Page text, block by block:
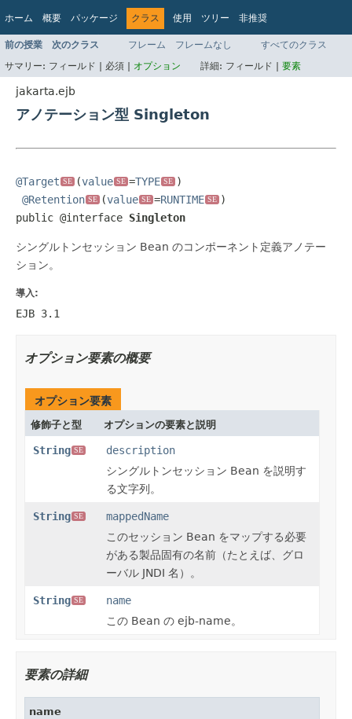
ホーム 概要 パッケージ クラス 使用 ツリー
非推奨
インデックス
ヘルプ
Jakarta EE Platform API v9.0.0
前の授業 次のクラス フレーム フレームなし
すべてのクラス
サマリー: フィールド | 必須 | オプション 詳細: フィールド | 要素
jakarta.ejb
アノテーション型 Singleton
@Target SE (value SE =TYPE SE )
@Retention SE (value SE =RUNTIME SE )
public @interface Singleton
シングルトンセッション Bean のコンポーネント定義アノテー
ション。
導入:
EJB 3.1
オプション要素の概要
オプション要素
修飾子と型 オプションの要素と説明
String SE
description
シングルトンセッション Bean を説明す
る文字列。
String SE
mappedName
このセッション Bean をマップする必要
がある製品固有の名前（たとえば、グロ
ーバル JNDI 名）。
String SE
name
この Bean の ejb-name。
要素の詳細
name